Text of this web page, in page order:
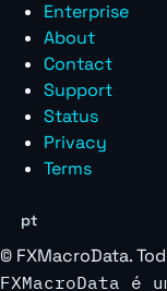
Enterprise
About
Contact
Support
Status
Privacy
Terms
pt
© FXMacroData.
FXMacroData é